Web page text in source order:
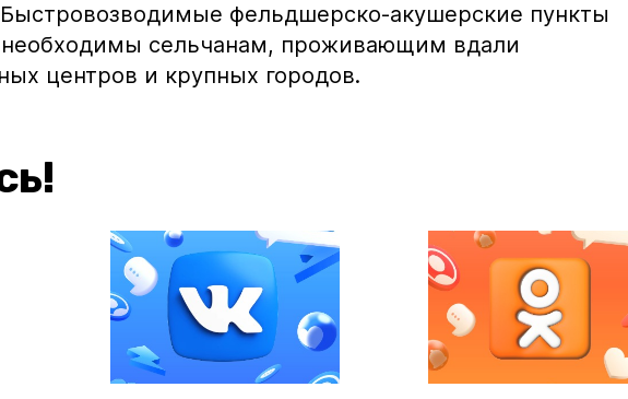
фельдшерско-акушерские пункты
необходимы сельчанам, проживающим вдали
центров и крупных городов.